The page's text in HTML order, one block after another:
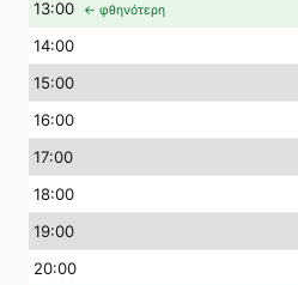
13:00 ← φθηνότερη
14:00
15:00
16:00
17:00
18:00
19:00
20:00